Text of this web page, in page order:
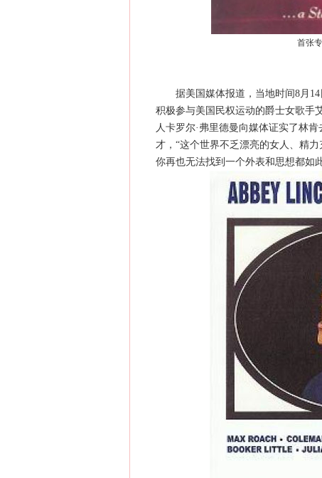
首张
据美国媒体报道，当地时间8月14
积极参与美国民权运动的爵士女歌手
人卡罗尔·弗里德曼向媒体证实了林
才，“这个世界不乏漂亮的女人、精
你再也无法找到一个外表和思想都如